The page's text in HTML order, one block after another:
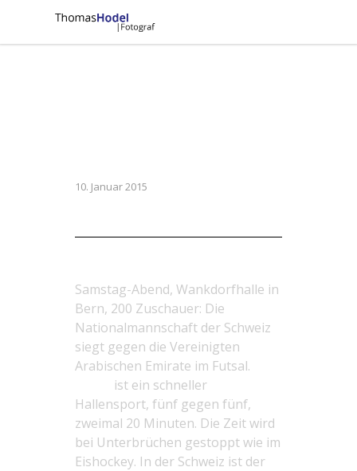
10. Januar 2015
Samstag-Abend, Wankdorfhalle in
Bern, 200 Zuschauer: Die
Nationalmannschaft der Schweiz
siegt gegen die Vereinigten
Arabischen Emirate im Futsal.
ist ein schneller
Hallensport, fünf gegen fünf,
zweimal 20 Minuten. Die Zeit wird
bei Unterbrüchen gestoppt wie im
Eishockey. In der Schweiz ist der